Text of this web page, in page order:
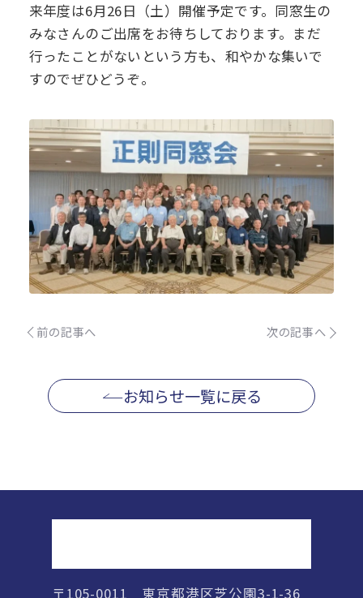
後援会
アクセス
来年度は6月26日（土）開催予定です。同窓生の
みなさんのご出席をお待ちしております。まだ
行ったことがないという方も、和やかな集いで
すのでぜひどうぞ。
前の記事へ 次の記事へ
お知らせ一覧に戻る
〒105-0011 東京都港区芝公園3-1-36